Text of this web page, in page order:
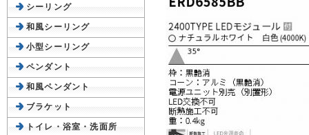
シーリング
和風シーリング
小型シーリング
ペンダント
和風ペンダント
ブラケット
トイレ・浴室・洗面所